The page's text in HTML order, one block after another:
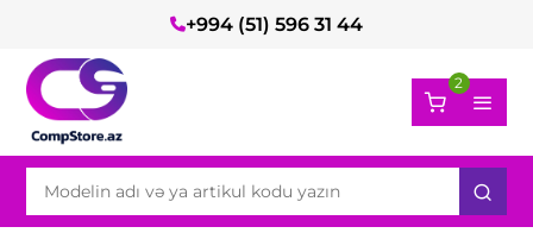
+994 (51) 596 31 44
2